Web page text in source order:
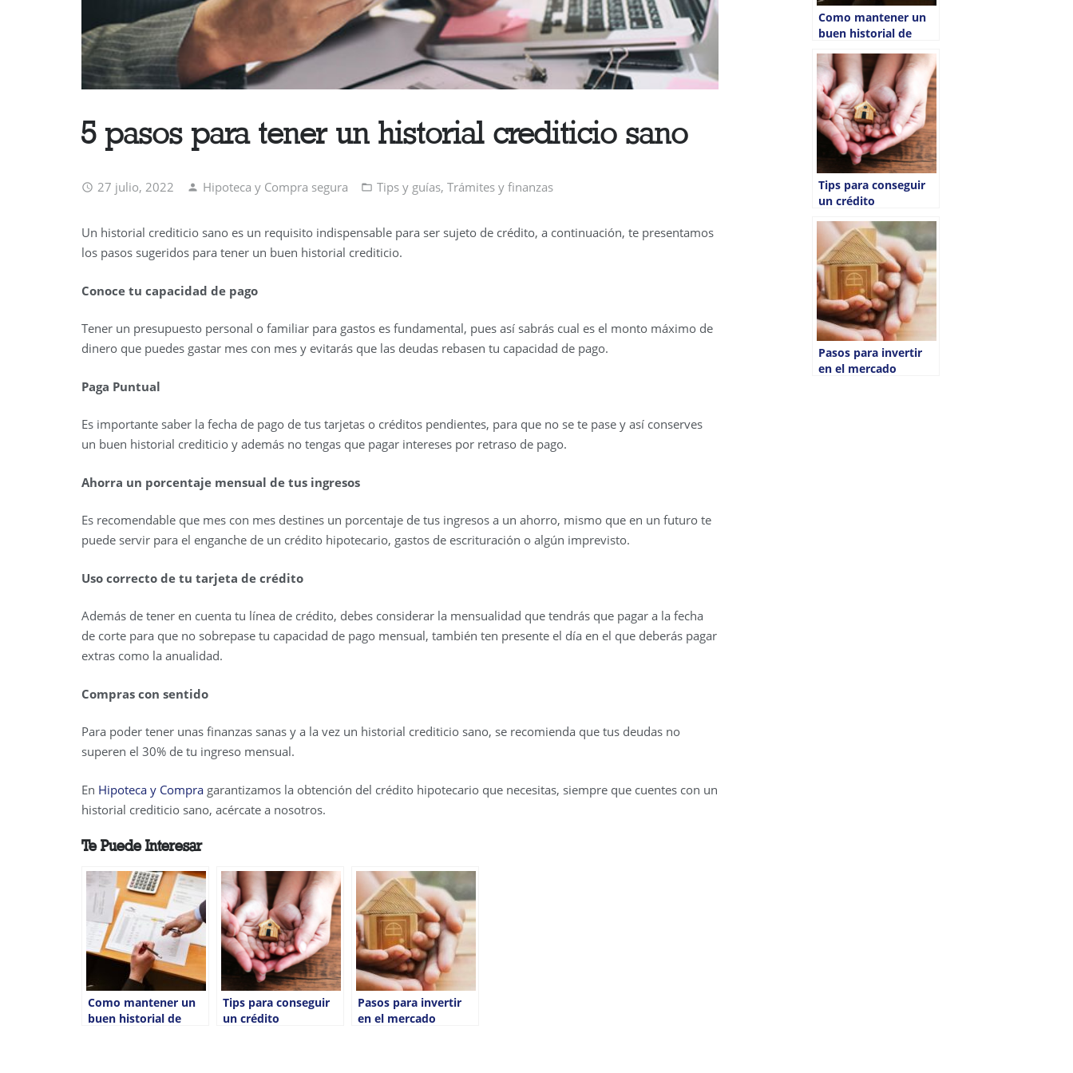
5 pasos para tener un historial crediticio sano
27 julio, 2022 Hipoteca y Compra segura Tips y guías, Trámites y finanzas
Un historial crediticio sano es un requisito indispensable para ser sujeto de crédito, a continuación, te presentamos
los pasos sugeridos para tener un buen historial crediticio.
Conoce tu capacidad de pago
Tener un presupuesto personal o familiar para gastos es fundamental, pues así sabrás cual es el monto máximo de
dinero que puedes gastar mes con mes y evitarás que las deudas rebasen tu capacidad de pago.
Paga Puntual
Es importante saber la fecha de pago de tus tarjetas o créditos pendientes, para que no se te pase y así conserves
un buen historial crediticio y además no tengas que pagar intereses por retraso de pago.
Ahorra un porcentaje mensual de tus ingresos
Es recomendable que mes con mes destines un porcentaje de tus ingresos a un ahorro, mismo que en un futuro te
puede servir para el enganche de un crédito hipotecario, gastos de escrituración o algún imprevisto.
Uso correcto de tu tarjeta de crédito
Además de tener en cuenta tu línea de crédito, debes considerar la mensualidad que tendrás que pagar a la fecha
de corte para que no sobrepase tu capacidad de pago mensual, también ten presente el día en el que deberás pagar
extras como la anualidad.
Compras con sentido
Para poder tener unas finanzas sanas y a la vez un historial crediticio sano, se recomienda que tus deudas no
superen el 30% de tu ingreso mensual.
En Hipoteca y Compra garantizamos la obtención del crédito hipotecario que necesitas, siempre que cuentes con un
historial crediticio sano, acércate a nosotros.
Te Puede Interesar
Como mantener un
buen historial de
Tips para conseguir
un crédito
Pasos para invertir
en el mercado
Como mantener un
buen historial de
Tips para conseguir
un crédito
Pasos para invertir
en el mercado